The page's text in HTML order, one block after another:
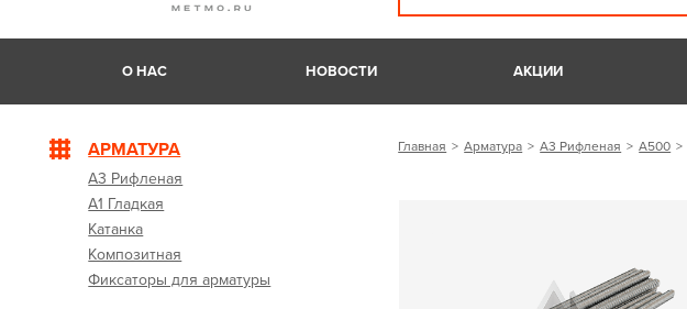
О НАС НОВОСТИ АКЦИИ
АРМАТУРА
А3 Рифленая
А1 Гладкая
Катанка
Композитная
Фиксаторы для арматуры
Главная Арматура А3 Рифленая А500